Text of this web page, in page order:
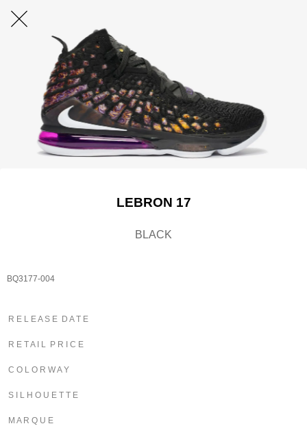
LEBRON 17
BLACK
BQ3177-004
R E L E A S E D A T E
R E T A I L P R I C E
C O L O R W A Y
S I L H O U E T T E
M A R Q U E